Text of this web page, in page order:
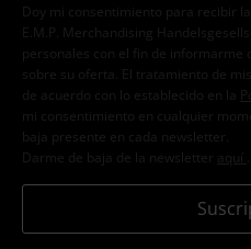
Doy mi consentimiento para recibir
E.M.P. Merchandising
personales con el fin de informarme
sobre su oferta. El tratamiento de
de acuerdo con lo establecido en la
mi consentimiento en cualquier
baja presente en cada newsletter.
Darme de baja de la newsletter
aquí